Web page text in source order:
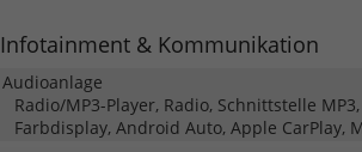
Infotainment & Kommunikation
Audioanlage
Radio/MP3-Player, Radio, Schnittstelle
Farbdisplay, Android Auto, Apple